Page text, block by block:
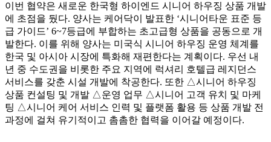
이번 협약은 새로운 한국형 하이엔드 시니어 하우징 상품 개발
에 초점을 뒀다. 양사는 케어닥이 발표한 ‘시니어타운 표준 등
급 가이드’ 6~7등급에 부합하는 초고급형 상품을 공동으로 개
발한다. 이를 위해 양사는 미국식 시니어 하우징 운영 체계를
한국 및 아시아 시장에 특화해 재편한다는 계획이다. 우선 내
년 중 수도권을 비롯한 주요 지역에 럭셔리 호텔급 레지던스
서비스를 갖춘 시설 개발에 착공한다. 또한 △시니어 하우징
상품 컨설팅 및 개발 △운영 업무 △시니어 고객 유치 및 마케
팅 △시니어 케어 서비스 인력 및 플랫폼 활용 등 상품 개발 전
과정에 걸쳐 유기적이고 촘촘한 협력을 이어갈 예정이다.